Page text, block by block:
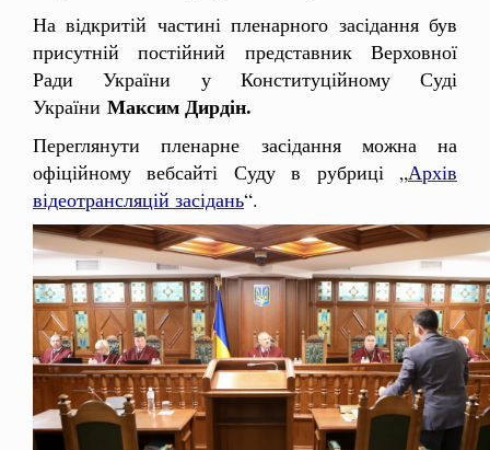
На відкритій частині пленарного засідання був
присутній постійний представник Верховної
Ради України у Конституційному Суді
України Максим Дирдін.
Переглянути пленарне засідання можна на
офіційному вебсайті Суду в рубриці „Архів
відеотрансляцій засідань“.